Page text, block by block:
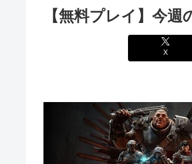
【無料プレイ】今
X